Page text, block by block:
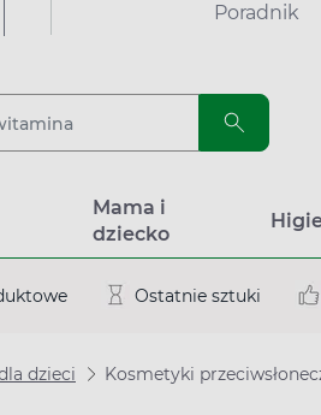
Poradnik
Mama i
dziecko
Ostatnie sztuki
dzieci Kosmetyki